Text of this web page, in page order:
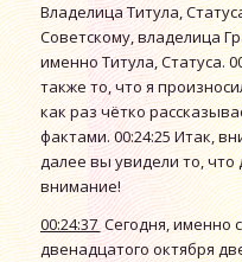
Владелица Титула,
Советскому, владелица
именно Титула, Статуса.
также то, что я
как раз чётко
фактами. 00:24:25 Итак,
далее вы увидели то,
внимание!
00:24:37Сегодня, именно
двенадцатого октября